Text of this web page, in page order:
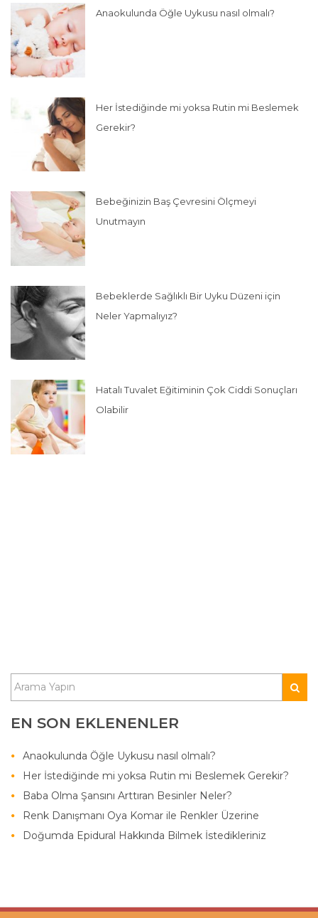
Anaokulunda Öğle Uykusu nasıl olmalı?
Her İstediğinde mi yoksa Rutin mi Beslemek
Gerekir?
Bebeğinizin Baş Çevresini Ölçmeyi
Unutmayın
Bebeklerde Sağlıklı Bir Uyku Düzeni için
Neler Yapmalıyız?
Hatalı Tuvalet Eğitiminin Çok Ciddi Sonuçları
Olabilir
EN SON EKLENENLER
Anaokulunda Öğle Uykusu nasıl olmalı?
Her İstediğinde mi yoksa Rutin mi Beslemek Gerekir?
Baba Olma Şansını Arttıran Besinler Neler?
Renk Danışmanı Oya Komar ile Renkler Üzerine
Doğumda Epidural Hakkında Bilmek İstedikleriniz